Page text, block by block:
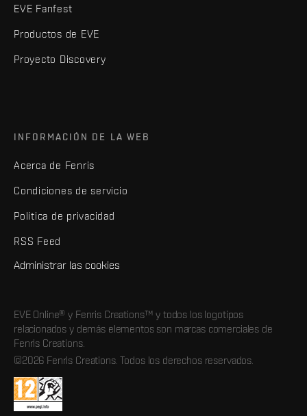
EVE Fanfest
Productos de EVE
Proyecto Discovery
INFORMACIÓN DE LA WEB
Acerca de Fenris
Condiciones de servicio
Política de privacidad
RSS Feed
Administrar las cookies
EVE Online® y Fenris Creations™ y todos los logotipos
relacionados y demás elementos son marcas comerciales de
Fenris Creations.
©2026 Fenris Creations. Todos los derechos reservados.